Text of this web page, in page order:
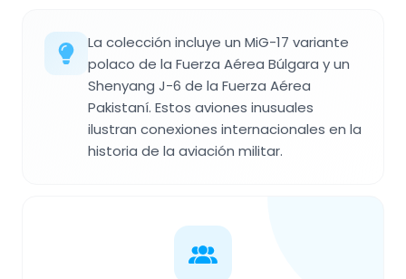
La colección incluye un MiG-17 variante
polaco de la Fuerza Aérea Búlgara y un
Shenyang J-6 de la Fuerza Aérea
Pakistaní. Estos aviones inusuales
ilustran conexiones internacionales en la
historia de la aviación militar.